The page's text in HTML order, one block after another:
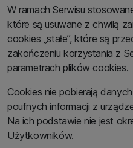
W ramach Serwisu
które są usuwane z chwilą
cookies „stałe”, które są
zakończeniu korzystania z
parametrach plików cookies.
Cookies nie pobierają
poufnych informacji z
Na ich podstawie nie jest
Użytkowników.